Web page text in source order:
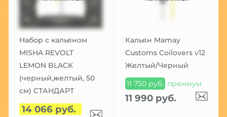
Набор с кальяном
MISHA REVOLT
LEMON BLACK
(черный,желтый, 50
см) СТАНДАРТ
14 066 руб.
Кальян Mamay
Customs Coilovers v12
Желтый/Черный
11 750 руб. премиум
11 990 руб.